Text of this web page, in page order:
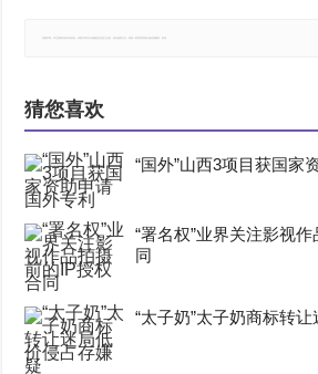
猜您喜欢
“国外”山西3项目获国家
“署名权”业界关注影视
同
“太子奶”太子奶商标转